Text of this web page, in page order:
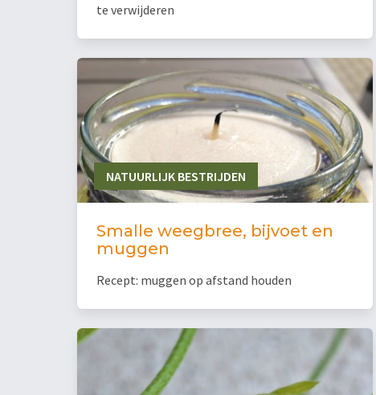
te verwijderen
NATUURLIJK BESTRIJDEN
Smalle weegbree, bijvoet en
muggen
Recept: muggen op afstand houden